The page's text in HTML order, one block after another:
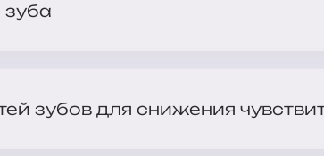
зубов для снижения